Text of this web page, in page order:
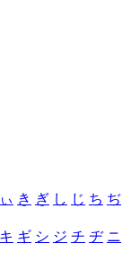
ぃ き ぎ し じ ち ぢ
キ ギ シ ジ チ ヂ ニ